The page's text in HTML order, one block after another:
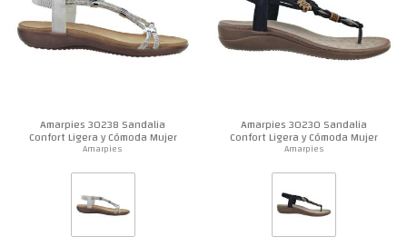
Amarpies 30238 Sandalia
Confort Ligera y Cómoda Mujer
Amarpies
Amarpies 30230 Sandalia
Confort Ligera y Cómoda Mujer
Amarpies